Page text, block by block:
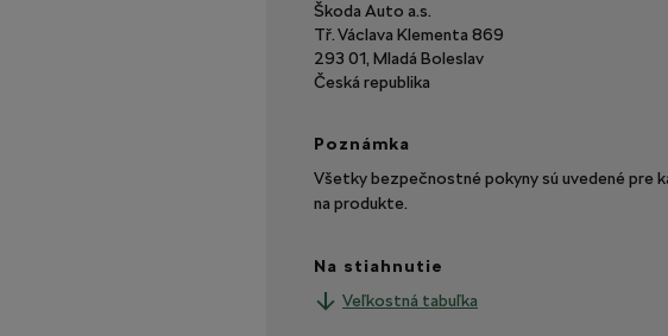
Škoda Auto a.s.
Tř. Václava Klementa 869
293 01, Mladá Boleslav
Česká republika
Poznámka
Všetky bezpečnostné pokyny sú uvedené pre
na produkte.
Na stiahnutie
Veľkostná tabuľka